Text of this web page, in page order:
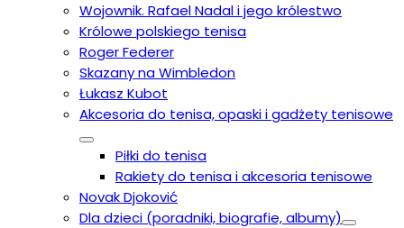
Wojownik. Rafael Nadal i jego królestwo
Królowe polskiego tenisa
Roger Federer
Skazany na Wimbledon
Łukasz Kubot
Akcesoria do tenisa, opaski i gadżety tenisowe
Piłki do tenisa
Rakiety do tenisa i akcesoria tenisowe
Novak Djoković
Dla dzieci (poradniki, biografie, albumy)